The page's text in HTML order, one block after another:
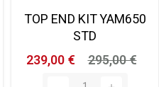
TOP END KIT YAM650
STD
239,00 €
295,00 €